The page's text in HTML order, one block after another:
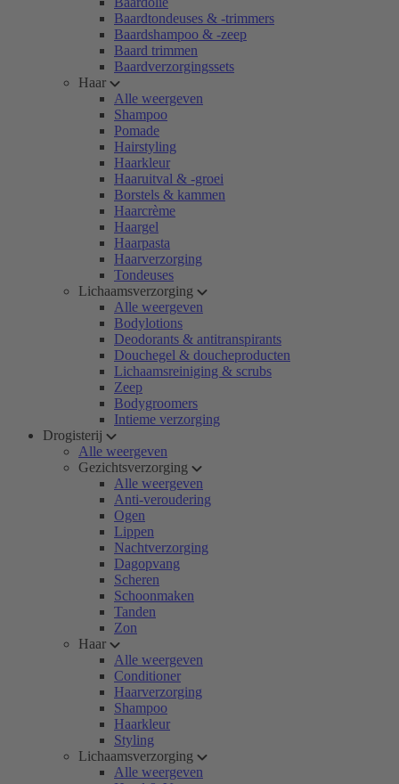
Baardtondeuses & -trimmers
Baardshampoo & -zeep
Baard trimmen
Baardverzorgingssets
Haar
Alle weergeven
Shampoo
Pomade
Hairstyling
Haarkleur
Haaruitval & -groei
Borstels & kammen
Haarcrème
Haargel
Haarpasta
Haarverzorging
Tondeuses
Lichaamsverzorging
Alle weergeven
Bodylotions
Deodorants & antitranspirants
Douchegel & doucheproducten
Lichaamsreiniging & scrubs
Zeep
Bodygroomers
Intieme verzorging
Drogisterij
Alle weergeven
Gezichtsverzorging
Alle weergeven
Anti-veroudering
Ogen
Lippen
Nachtverzorging
Dagopvang
Scheren
Schoonmaken
Tanden
Zon
Haar
Alle weergeven
Conditioner
Haarverzorging
Shampoo
Haarkleur
Styling
Lichaamsverzorging
Alle weergeven